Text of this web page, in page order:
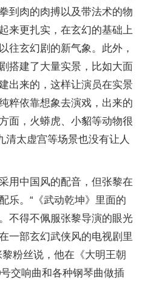
到肉的肉搏以及带法术的物
来更扎实，在玄幻的基础上
往玄幻剧的新气象。此外，
搭建了大量实景，比如大面
出来的，这样让演员在实景
粹依靠想象去演戏，出来的
面，火蟒虎、小貂等动物很
清太虚宫等场景也没有让人
用中国风的配音，但张黎在
乐。“《武动乾坤》里面的
不得不佩服张黎导演的眼光
一部玄幻武侠风的电视剧里
粉丝说，他在《大明王朝
交响曲和各种钢琴曲做插